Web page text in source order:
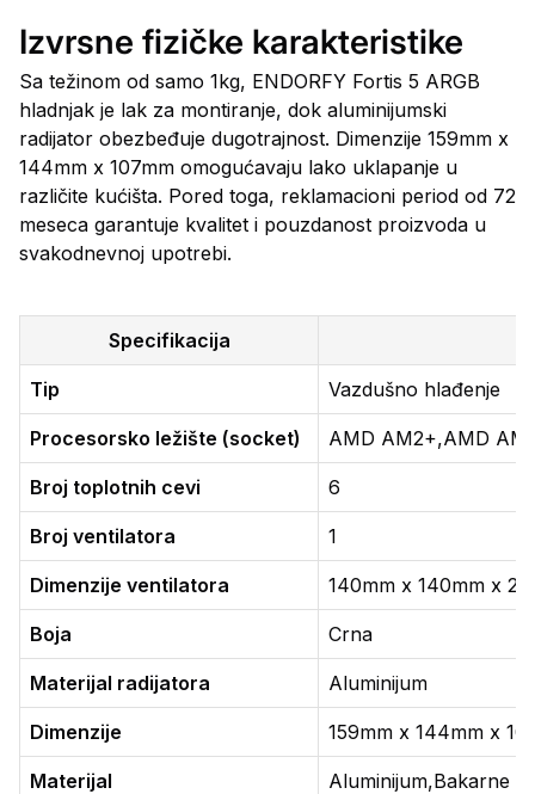
Izvrsne fizičke karakteristike
Sa težinom od samo 1kg, ENDORFY Fortis 5 ARGB
hladnjak je lak za montiranje, dok aluminijumski
radijator obezbeđuje dugotrajnost. Dimenzije 159mm x
144mm x 107mm omogućavaju lako uklapanje u
različite kućišta. Pored toga, reklamacioni period od 72
meseca garantuje kvalitet i pouzdanost proizvoda u
svakodnevnoj upotrebi.
Specifikacija
Tip Vazdušno hlađenje
Procesorsko ležište (socket) AMD AM2+,AMD
Broj toplotnih cevi 6
Broj ventilatora 1
Dimenzije ventilatora 140mm x 140mm x
Boja Crna
Materijal radijatora Aluminijum
Dimenzije 159mm x 144mm x
Materijal Aluminijum,Bakarne